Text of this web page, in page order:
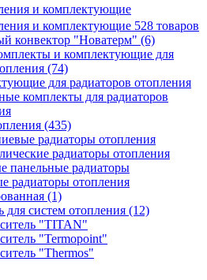
и комплектующие
и комплектующие 528 товаров
конвектор "Новатерм" (6)
и комплектующие для
(74)
для радиаторов отопления
комплекты для радиаторов
(435)
радиаторы отопления
радиаторы отопления
панельные радиаторы
радиаторы отопления
(1)
для систем отопления (12)
"TITAN"
"Termopoint"
"Thermos"